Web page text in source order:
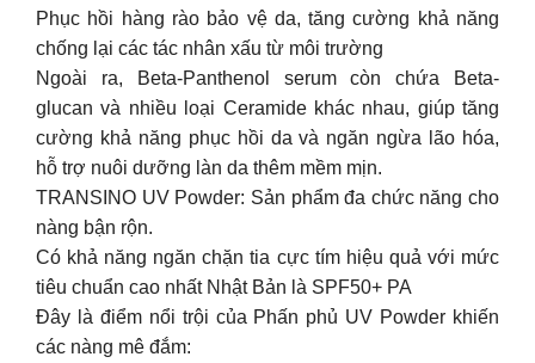
Phục hồi hàng rào bảo vệ da, tăng cường khả năng
chống lại các tác nhân xấu từ môi trường
Ngoài ra, Beta-Panthenol serum còn chứa Beta-
glucan và nhiều loại Ceramide khác nhau, giúp tăng
cường khả năng phục hồi da và ngăn ngừa lão hóa,
hỗ trợ nuôi dưỡng làn da thêm mềm mịn.
TRANSINO UV Powder: Sản phẩm đa chức năng cho
nàng bận rộn.
Có khả năng ngăn chặn tia cực tím hiệu quả với mức
tiêu chuẩn cao nhất Nhật Bản là SPF50+ PA
Đây là điểm nổi trội của Phấn phủ UV Powder khiến
các nàng mê đắm: